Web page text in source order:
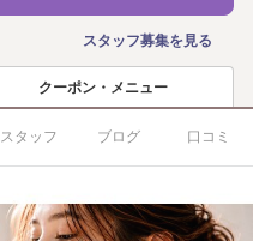
スタッフ募集を見る
クーポン・メニュー
スタッフ ブログ 口コミ